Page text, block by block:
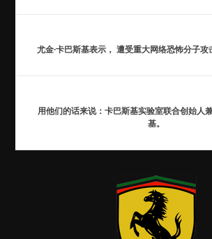
尤金·卡巴斯基表示， 遭受重大网络恐怖分子攻
用他们的话来说：卡巴斯基实验室联合创始人
基。